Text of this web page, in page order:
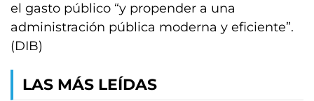
el gasto público “y propender a una
administración pública moderna y eficiente”.
(DIB)
LAS MÁS LEÍDAS